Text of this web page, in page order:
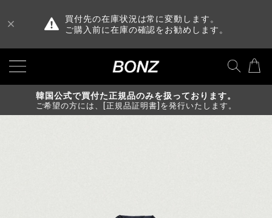
買付先の在庫状況は常に変動します。
ご購入前に在庫の確認をお勧めします。
韓国公式で買付た正規品のみを扱っております。
ご希望の方には、[正規品証明書]を発行いたします。